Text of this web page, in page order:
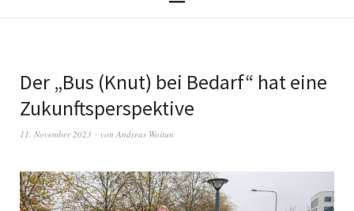
Der „Bus (Knut) bei Bedarf“ hat eine
Zukunftsperspektive
11. November 2023 von Andreas Woitun